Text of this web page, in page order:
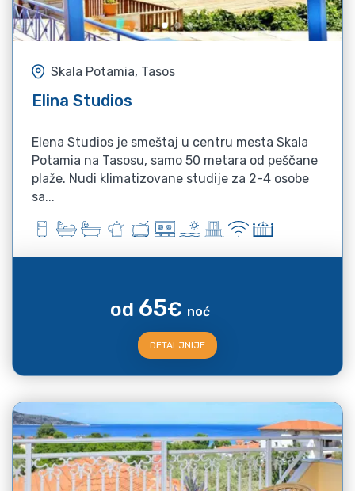
Skala Potamia, Tasos
Elina Studios
Elena Studios je smeštaj u centru mesta Skala
Potamia na Tasosu, samo 50 metara od peščane
plaže. Nudi klimatizovane studije za 2-4 osobe
sa...
od 65€ noć
DETALJNIJE